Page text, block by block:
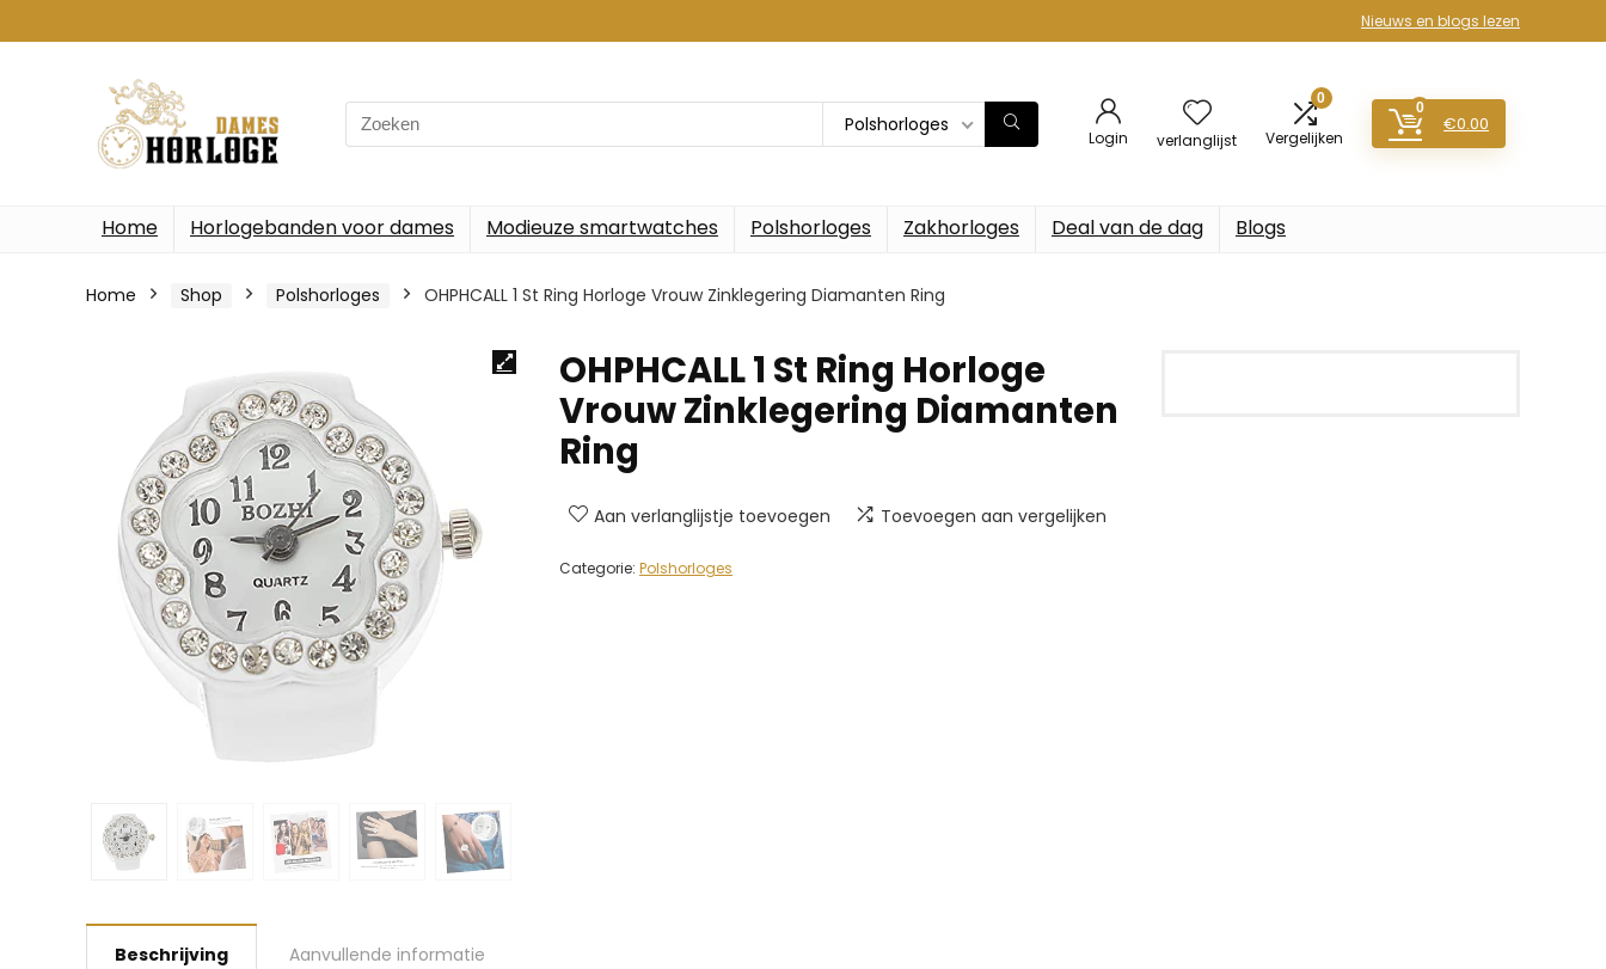
Nieuws en blogs lezen
Search
for:
Polshorloges
Login verlanglijst
0
Vergelijken
0
€0.00
Home Horlogebanden voor dames Modieuze smartwatches Polshorloges Zakhorloges Deal van de dag Blogs
Home Shop Polshorloges OHPHCALL 1 St Ring Horloge Vrouw Zinklegering Diamanten Ring
OHPHCALL 1 St Ring Horloge
Vrouw Zinklegering Diamanten
Ring
Aan verlanglijstje toevoegen Toevoegen aan vergelijken
Categorie: Polshorloges
Beschrijving Aanvullende informatie